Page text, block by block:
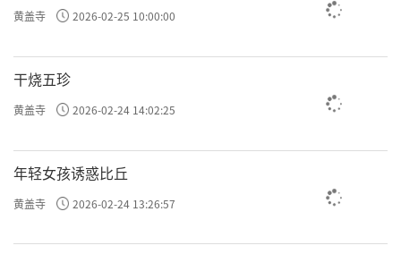
黄盖寺 2026-02-25 10:00:00
干烧五珍
黄盖寺 2026-02-24 14:02:25
年轻女孩诱惑比丘
黄盖寺 2026-02-24 13:26:57